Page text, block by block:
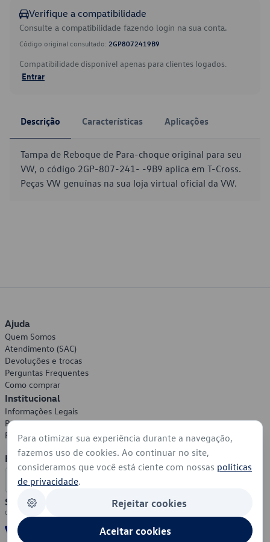
Verifique a compatibilidade
Consulte a compatibilidade fazendo login na sua conta.
Código original consultado: 2GP8072419B9
Compatibilidade disponível apenas para clientes logados.
Entrar
Descrição Características Aplicações
Tampa de Reboque de Para-choque original para seu
VW, o código 2GP-807-241- -9B9 aplica em T-Cross.
Peças VW genuínas na sua loja virtual oficial da VW.
Ajuda
Quem Somos
Atendimento (SAC)
Devoluções e trocas
Perguntas Frequentes
Como comprar
Institucional
Informações Legais
Política de Privacidade
Política de Cookies
Formas de Pagamento
Segurança
Para otimizar sua experiência durante a navegação,
fazemos uso de cookies. Ao continuar no site,
consideramos que você está ciente com nossas políticas
de privacidade.
Rejeitar cookies
Aceitar cookies